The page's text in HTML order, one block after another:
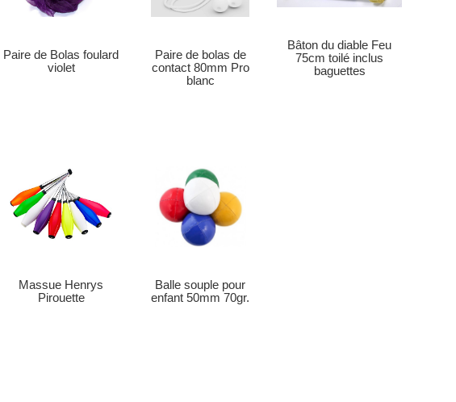
Paire de Bolas foulard
violet
Paire de bolas de
contact 80mm Pro
blanc
Bâton du diable Feu
75cm toilé inclus
baguettes
Massue Henrys
Pirouette
Balle souple pour
enfant 50mm 70gr.